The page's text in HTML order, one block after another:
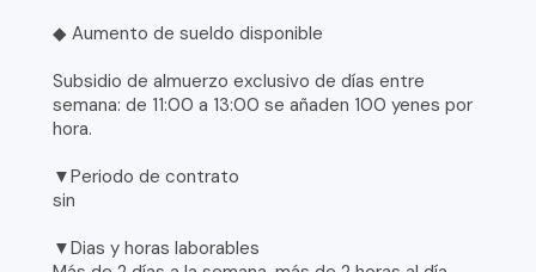
◆ Aumento de sueldo disponible
Subsidio de almuerzo exclusivo de días entre
semana: de 11:00 a 13:00 se añaden 100 yenes por
hora.
▼Periodo de contrato
sin
▼Dias y horas laborables